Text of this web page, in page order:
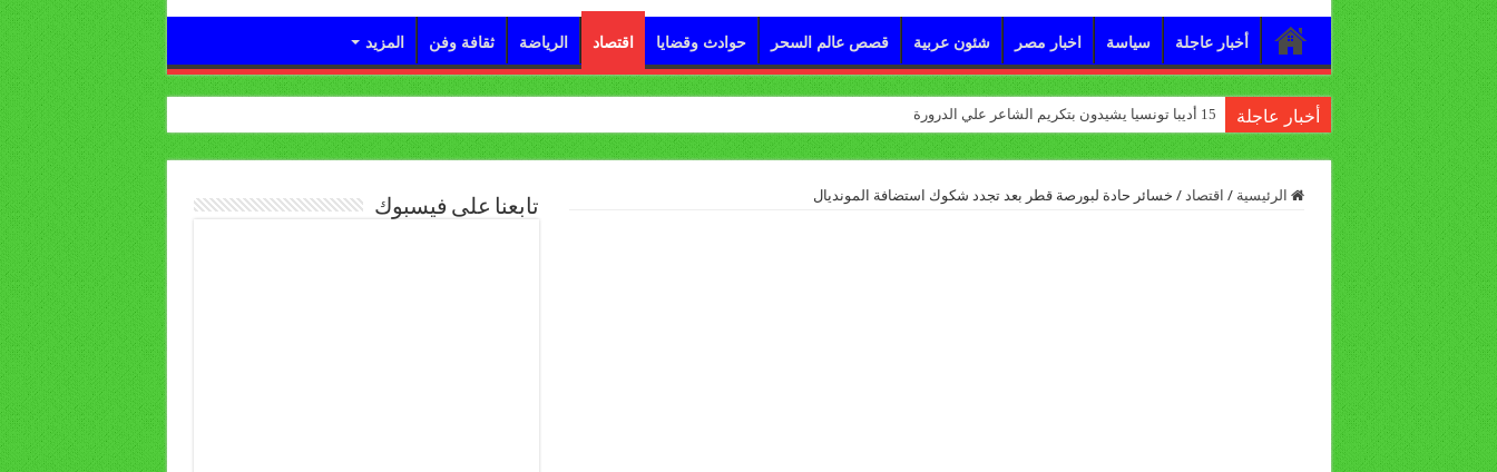
أخبار عاجلة سياسة اخبار مصر شئون عربية قصص عالم السحر حوادث وقضايا اقتصاد الرياضة ثقافة وفن المزيد
أخبار عاجلة 15 أديبا تونسيا يشيدون بتكريم الشاعر علي الدرورة
الرئيسية / اقتصاد / خسائر حادة لبورصة قطر بعد تجدد شكوك استضافة المونديال
تابعنا على فيسبوك